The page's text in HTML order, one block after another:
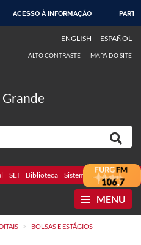
ACESSO À INFORMAÇÃO
ENGLISH ESPAÑOL
ALTO CONTRASTE MAPA DO SITE
Grande
SEI Biblioteca Sistemas Webmail
MENU
> BOLSAS E ESTÁGIOS